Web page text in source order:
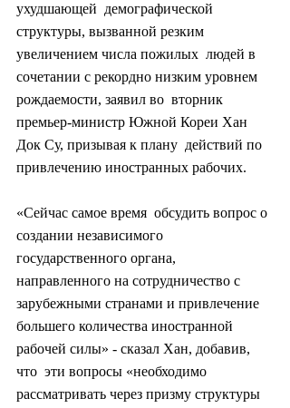
ухудшающей  демографической
структуры, вызванной резким
увеличением числа пожилых  людей в
сочетании с рекордно низким уровнем
рождаемости, заявил во  вторник
премьер-министр Южной Кореи Хан
Док Су, призывая к плану  действий по
привлечению иностранных рабочих.
«Сейчас самое время  обсудить вопрос о
создании независимого
государственного органа,
направленного на сотрудничество с
зарубежными странами и привлечение
большего количества иностранной
рабочей силы» - сказал Хан, добавив,
что  эти вопросы «необходимо
рассматривать через призму структуры